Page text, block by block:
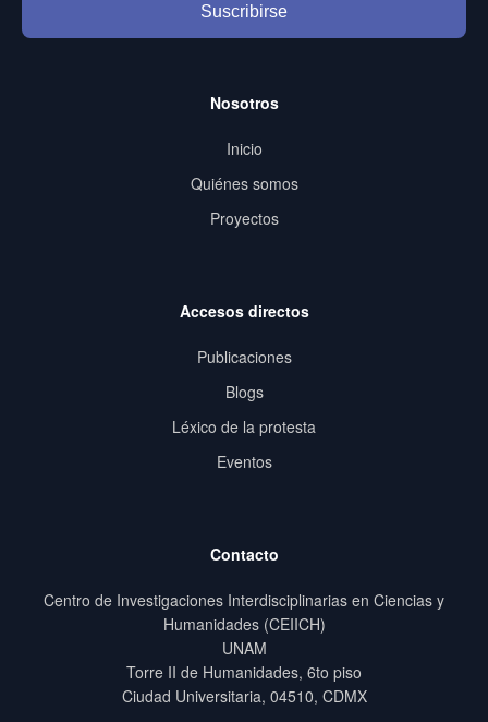
Suscribirse
Nosotros
Inicio
Quiénes somos
Proyectos
Accesos directos
Publicaciones
Blogs
Léxico de la protesta
Eventos
Contacto
Centro de Investigaciones Interdisciplinarias en Ciencias y
Humanidades (CEIICH)
UNAM
Torre II de Humanidades, 6to piso
Ciudad Universitaria, 04510, CDMX